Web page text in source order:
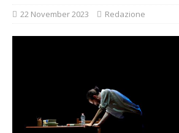
22 November 2023 Redazione